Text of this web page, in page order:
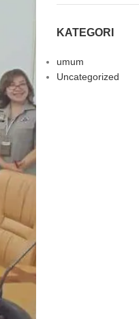
KATEGORI
umum
Uncategorized